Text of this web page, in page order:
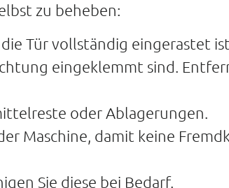
zu beheben:
Tür vollständig eingerastet ist.
eingeklemmt sind.
oder Ablagerungen.
Maschine, damit keine
Sie diese bei Bedarf.